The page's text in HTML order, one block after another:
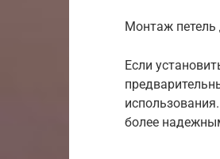
Монтаж
Если
более